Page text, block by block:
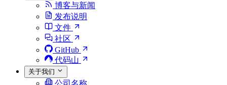
博客与新闻
发布说明
文件
社区
GitHub
代码山
关于我们